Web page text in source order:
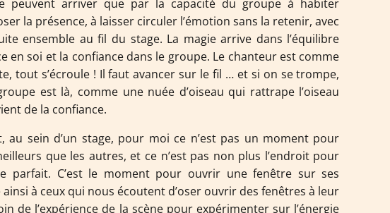
peuvent arriver que par la capacité du groupe à habiter
la présence, à laisser circuler l’émotion sans la retenir, avec
ensemble au fil du stage. La magie arrive dans l’équilibre
en soi et la confiance dans le groupe. Le chanteur est comme
tout s’écroule ! Il faut avancer sur le fil … et si on se trompe,
est là, comme une nuée d’oiseau qui rattrape l’oiseau
de la confiance.
au sein d’un stage, pour moi ce n’est pas un moment pour
que les autres, et ce n’est pas non plus l’endroit pour
parfait. C’est le moment pour ouvrir une fenêtre sur ses
à ceux qui nous écoutent d’oser ouvrir des fenêtres à leur
de l’expérience de la scène pour expérimenter sur l’énergie